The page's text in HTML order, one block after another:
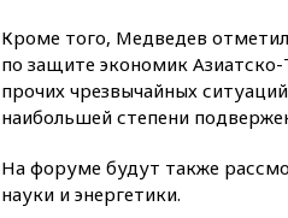
Кроме того, Медведев
по защите экономик
прочих чрезвычайных
наибольшей степени
На форуме будут также
науки и энергетики.